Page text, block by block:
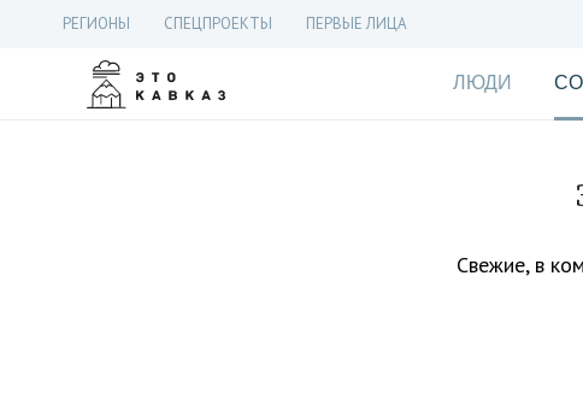
РЕГИОНЫ СПЕЦПРОЕКТЫ ПЕРВЫЕ ЛИЦА
ЛЮДИ
Свежие, в